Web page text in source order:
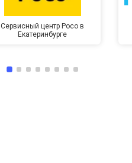
Сервисный центр Poco в
Екатеринбурге